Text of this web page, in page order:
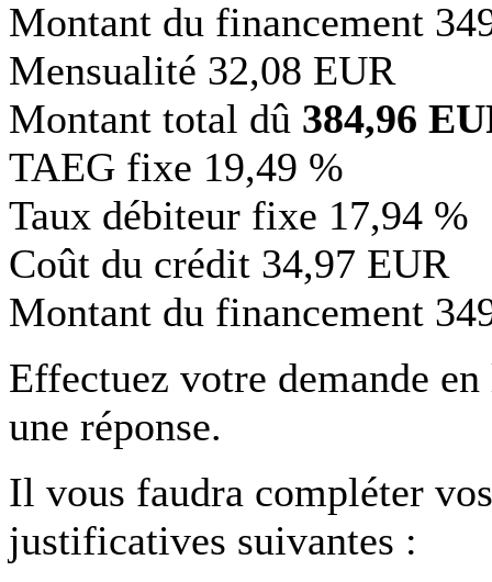
Montant du financement
Mensualité 32,08 EUR
Montant total dû 384,96
TAEG fixe 19,49 %
Taux débiteur fixe 17,94 %
Coût du crédit 34,97 EUR
Montant du financement
Effectuez votre demande
une réponse.
Il vous faudra compléter
justificatives suivantes :